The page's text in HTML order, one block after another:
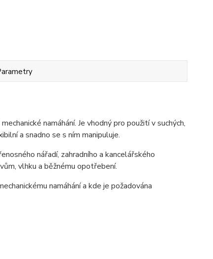
namáhání. Je vhodný pro použití v suchých,
a snadno se s ním manipuluje.
nářadí, zahradního a kancelářského
vlhku a běžnému opotřebení.
namáhání a kde je požadována